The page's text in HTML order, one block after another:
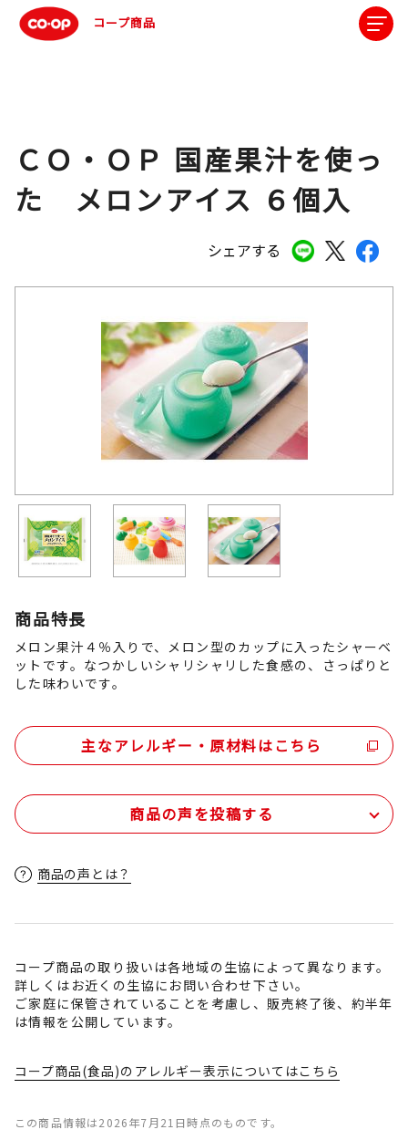
コープ商品
シェアする
ＣＯ・ＯＰ 国産果汁を使っ
た メロンアイス ６個入
商品特長
メロン果汁４％入りで、メロン型のカップに入ったシャーベ
ットです。なつかしいシャリシャリした食感の、さっぱりと
した味わいです。
主なアレルギー・原材料はこちら
商品の声を投稿する
商品の声とは？
コープ商品の取り扱いは各地域の生協によって異なります。
詳しくはお近くの生協にお問い合わせ下さい。
ご家庭に保管されていることを考慮し、販売終了後、約半年
は情報を公開しています。
コープ商品(食品)のアレルギー表示についてはこちら
この商品情報は2026年7月21日時点のものです。